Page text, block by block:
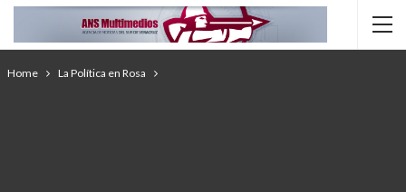
Home La Política en Rosa